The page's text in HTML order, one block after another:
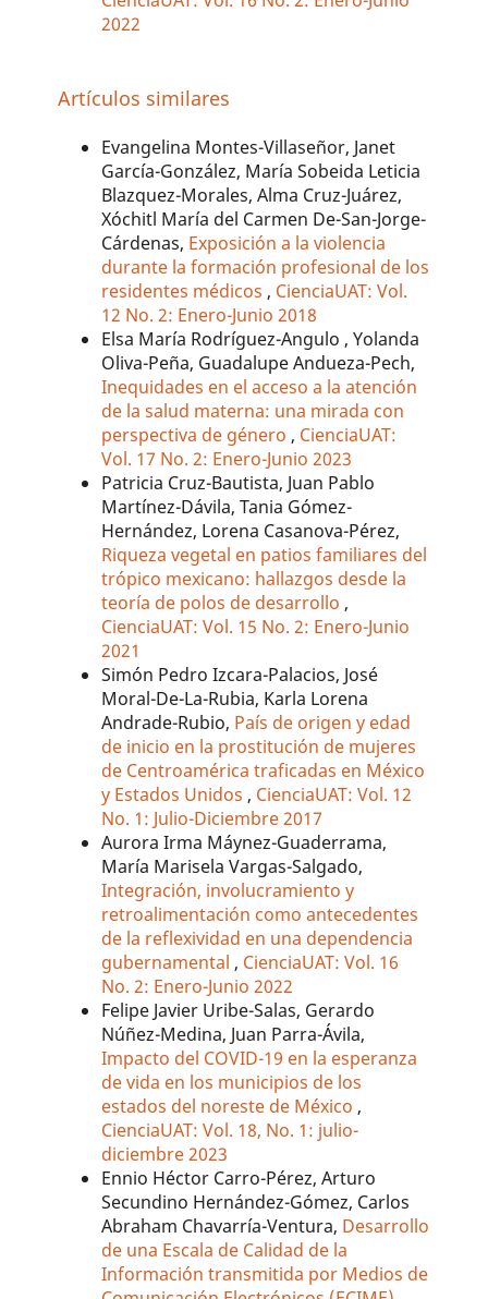
2022
Artículos similares
Evangelina Montes-Villaseñor, Janet
García-González, María Sobeida Leticia
Blazquez-Morales, Alma Cruz-Juárez,
Xóchitl María del Carmen De-San-Jorge-
Cárdenas, Exposición a la violencia
durante la formación profesional de los
residentes médicos , CienciaUAT: Vol.
12 No. 2: Enero-Junio 2018
Elsa María Rodríguez-Angulo , Yolanda
Oliva-Peña, Guadalupe Andueza-Pech,
Inequidades en el acceso a la atención
de la salud materna: una mirada con
perspectiva de género , CienciaUAT:
Vol. 17 No. 2: Enero-Junio 2023
Patricia Cruz-Bautista, Juan Pablo
Martínez-Dávila, Tania Gómez-
Hernández, Lorena Casanova-Pérez,
Riqueza vegetal en patios familiares del
trópico mexicano: hallazgos desde la
teoría de polos de desarrollo ,
CienciaUAT: Vol. 15 No. 2: Enero-Junio
2021
Simón Pedro Izcara-Palacios, José
Moral-De-La-Rubia, Karla Lorena
Andrade-Rubio, País de origen y edad
de inicio en la prostitución de mujeres
de Centroamérica traficadas en México
y Estados Unidos , CienciaUAT: Vol. 12
No. 1: Julio-Diciembre 2017
Aurora Irma Máynez-Guaderrama,
María Marisela Vargas-Salgado,
Integración, involucramiento y
retroalimentación como antecedentes
de la reflexividad en una dependencia
gubernamental , CienciaUAT: Vol. 16
No. 2: Enero-Junio 2022
Felipe Javier Uribe-Salas, Gerardo
Núñez-Medina, Juan Parra-Ávila,
Impacto del COVID-19 en la esperanza
de vida en los municipios de los
estados del noreste de México ,
CienciaUAT: Vol. 18, No. 1: julio-
diciembre 2023
Ennio Héctor Carro-Pérez, Arturo
Secundino Hernández-Gómez, Carlos
Abraham Chavarría-Ventura, Desarrollo
de una Escala de Calidad de la
Información transmitida por Medios de